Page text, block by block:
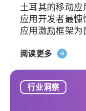
土耳其的移动
应用开发者最
应用激励框架
场准入费用，具
阅读更多关
耳
行业洞察